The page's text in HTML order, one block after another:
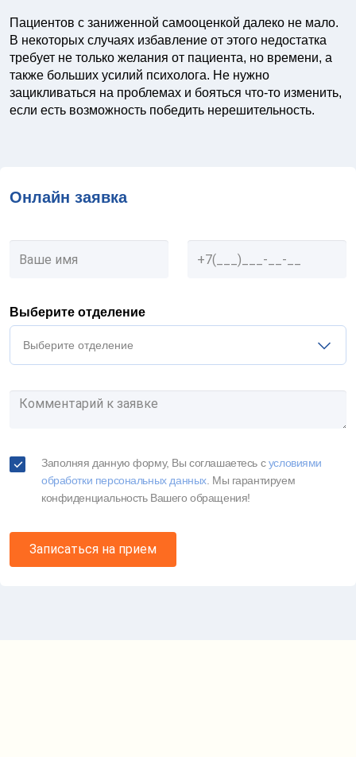
Пациентов с заниженной самооценкой далеко не мало.
В некоторых случаях избавление от этого недостатка
требует не только желания от пациента, но времени, а
также больших усилий психолога. Не нужно
зацикливаться на проблемах и бояться что-то изменить,
если есть возможность победить нерешительность.
Онлайн заявка
Выберите отделение
Выберите отделение
Заполняя данную форму, Вы соглашаетесь cусловиями
обработки персональных данных. Мы гарантируем
конфиденциальность Вашего обращения!
Записаться на прием